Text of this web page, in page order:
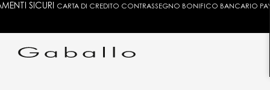
SICURI CARTA DI CREDITO CONTRASSEGNO BONIFICO BANCARIO